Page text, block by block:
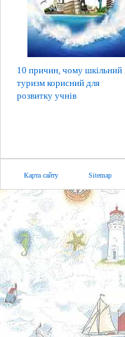
10 причин, чому шкільний
туризм корисний для
розвитку учнів
Карта сайту Sitemap